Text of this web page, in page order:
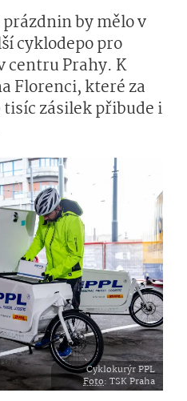
by mělo v
cyklodepo pro
centru Prahy. K
Florenci, které za
zásilek přibude i
Cyklokurýr PPL
Foto: TSK Praha